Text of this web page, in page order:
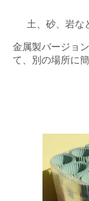
土、砂、岩な
金属製バージョ
て、別の場所に